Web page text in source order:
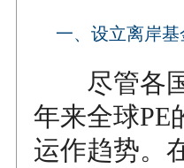
一、设立离岸
尽管各国
年来全球PE
运作趋势。